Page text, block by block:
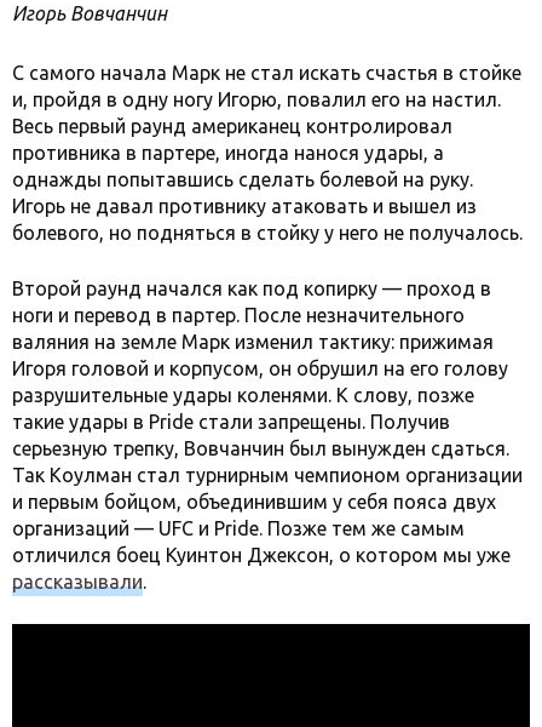
Игорь Вовчанчин
С самого начала Марк не стал искать счастья в стойке
и, пройдя в одну ногу Игорю, повалил его на настил.
Весь первый раунд американец контролировал
противника в партере, иногда нанося удары, а
однажды попытавшись сделать болевой на руку.
Игорь не давал противнику атаковать и вышел из
болевого, но подняться в стойку у него не получалось.
Второй раунд начался как под копирку — проход в
ноги и перевод в партер. После незначительного
валяния на земле Марк изменил тактику: прижимая
Игоря головой и корпусом, он обрушил на его голову
разрушительные удары коленями. К слову, позже
такие удары в Pride стали запрещены. Получив
серьезную трепку, Вовчанчин был вынужден сдаться.
Так Коулман стал турнирным чемпионом организации
и первым бойцом, объединившим у себя пояса двух
организаций — UFC и Pride. Позже тем же самым
отличился боец Куинтон Джексон, о котором мы уже
рассказывали.